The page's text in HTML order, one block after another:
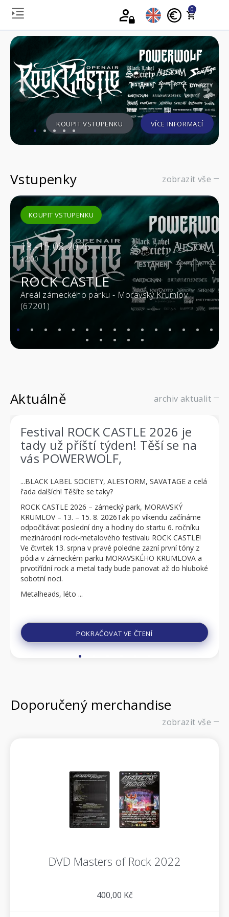
0
KOUPIT VSTUPENKU VÍCE INFORMACÍ
Previous
Vstupenky zobrazit vše
KOUPIT VSTUPENKU
13.-15.08.2026
12:00
ROCK CASTLE
Areál zámeckého parku - Moravský Krumlov
(67201)
Aktuálně archiv aktualit
Festival ROCK CASTLE 2026 je
tady už příští týden! Těší se na
vás POWERWOLF,
...BLACK LABEL SOCIETY, ALESTORM, SAVATAGE a celá
řada dalších! Těšíte se taky?
ROCK CASTLE 2026 – zámecký park, MORAVSKÝ
KRUMLOV – 13. – 15. 8. 2026Tak po víkendu začínáme
odpočítávat poslední dny a hodiny do startu 6. ročníku
mezinárodní rock-metalového festivalu ROCK CASTLE!
Ve čtvrtek 13. srpna v pravé poledne zazní první tóny z
pódia v zámeckém parku MORAVSKÉHO KRUMLOVA a
prvotřídní rock a metal tady bude panovat až do hluboké
sobotní noci.
Metalheads, léto ...
POKRAČOVAT VE ČTENÍ
Doporučený merchandise
zobrazit vše
DVD Masters of Rock 2022
400,00 Kč